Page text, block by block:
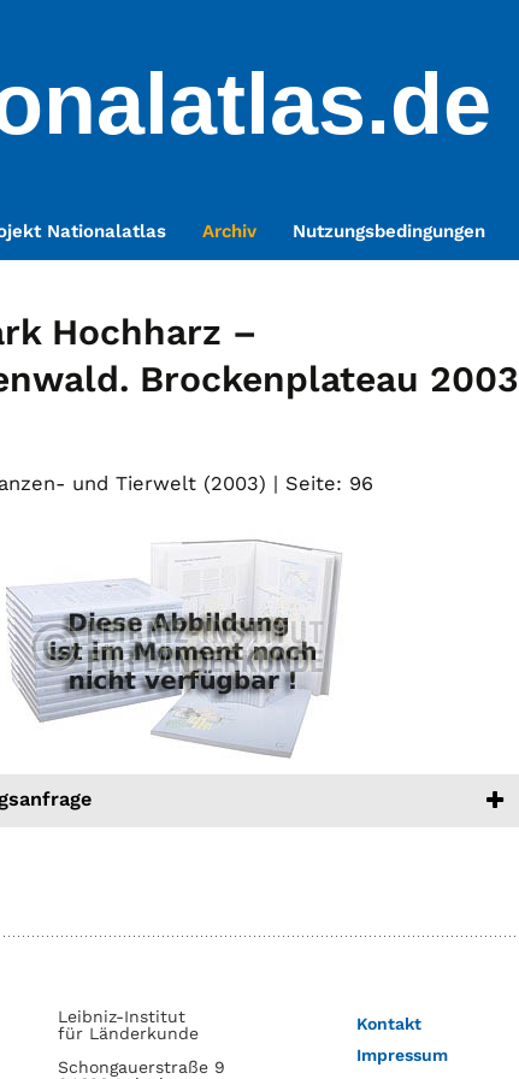
Nationalatlas Archiv Nutzungsbedingungen
Hochharz –
Brockenplateau 2003
und Tierwelt (2003) | Seite: 96
Leibniz-Institut
für Länderkunde
Schongauerstraße 9
Kontakt
Impressum